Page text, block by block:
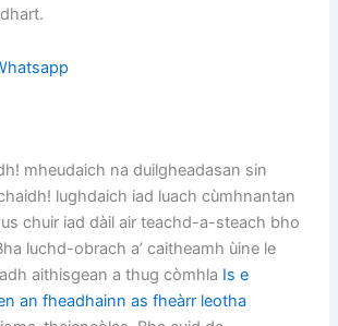
mheudaich na duilgheadasan sin
lughdaich iad luach cùmhnantan
chuir iad dàil air teachd-a-steach bho
luchd-obrach a’ caitheamh ùine le
aithisgean a thug còmhla Is e
an fheadhainn as fheàrr leotha